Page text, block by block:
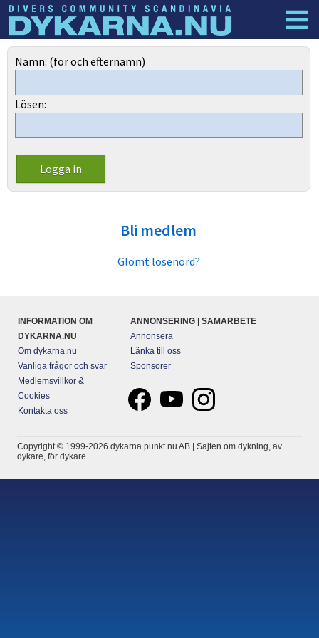
Dyknyheter
Namn: (för och efternamn)
Lösen:
Bli medlem
Glömt lösenord?
INFORMATION OM
DYKARNA.NU
Om dykarna.nu
Vanliga frågor och svar
Medlemsvillkor &
Cookies
Kontakta oss
ANNONSERING | SAMARBETE
Annonsera
Länka till oss
Sponsorer
Copyright © 1999-2026 dykarna punkt nu AB | Sajten om dykning, av
dykare, för dykare.